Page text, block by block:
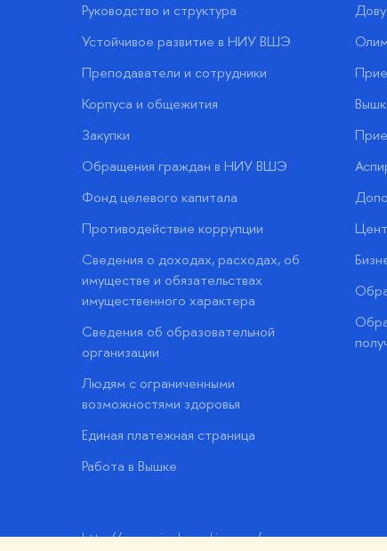
Руководство и структура
Устойчивое развитие в НИУ ВШЭ
Преподаватели и сотрудники
Корпуса и общежития
Закупки
Обращения граждан в НИУ ВШЭ
Фонд целевого капитала
Противодействие коррупции
Сведения о доходах, расходах, об
имуществе и обязательствах
имущественного характера
Сведения об образовательной
организации
Людям с ограниченными
возможностями здоровья
Единая платежная страница
Работа в Вышке
http://www.minobrnauki.gov.ru/